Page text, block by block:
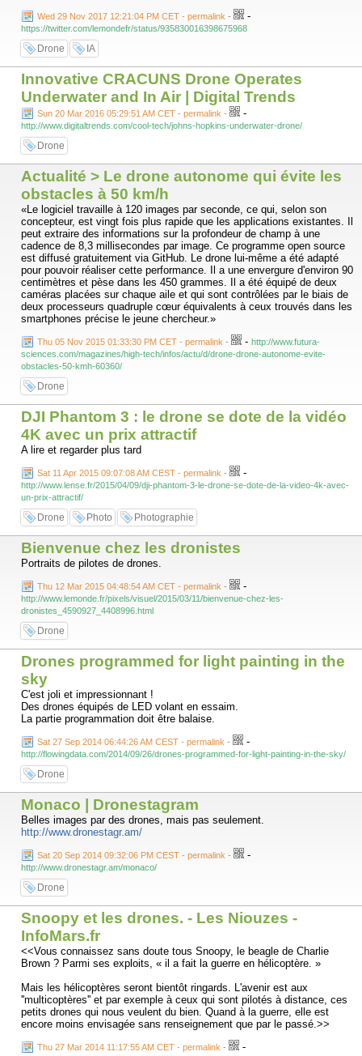
Wed 29 Nov 2017 12:21:04 PM CET - permalink - -
https://twitter.com/lemondefr/status/935830016398675968
Drone IA
Innovative CRACUNS Drone Operates
Underwater and In Air | Digital Trends
Sun 20 Mar 2016 05:29:51 AM CET - permalink - -
http://www.digitaltrends.com/cool-tech/johns-hopkins-underwater-drone/
Drone
Actualité > Le drone autonome qui évite les
obstacles à 50 km/h
«Le logiciel travaille à 120 images par seconde, ce qui, selon son
concepteur, est vingt fois plus rapide que les applications existantes. Il
peut extraire des informations sur la profondeur de champ à une
cadence de 8,3 millisecondes par image. Ce programme open source
est diffusé gratuitement via GitHub. Le drone lui-même a été adapté
pour pouvoir réaliser cette performance. Il a une envergure d'environ 90
centimètres et pèse dans les 450 grammes. Il a été équipé de deux
caméras placées sur chaque aile et qui sont contrôlées par le biais de
deux processeurs quadruple cœur équivalents à ceux trouvés dans les
smartphones précise le jeune chercheur.»
Thu 05 Nov 2015 01:33:30 PM CET - permalink - - http://www.futura-
sciences.com/magazines/high-tech/infos/actu/d/drone-drone-autonome-evite-
obstacles-50-kmh-60360/
Drone
DJI Phantom 3 : le drone se dote de la vidéo
4K avec un prix attractif
A lire et regarder plus tard
Sat 11 Apr 2015 09:07:08 AM CEST - permalink - -
http://www.lense.fr/2015/04/09/dji-phantom-3-le-drone-se-dote-de-la-video-4k-avec-
un-prix-attractif/
Drone Photo Photographie
Bienvenue chez les dronistes
Portraits de pilotes de drones.
Thu 12 Mar 2015 04:48:54 AM CET - permalink - -
http://www.lemonde.fr/pixels/visuel/2015/03/11/bienvenue-chez-les-
dronistes_4590927_4408996.html
Drone
Drones programmed for light painting in the
sky
C'est joli et impressionnant !
Des drones équipés de LED volant en essaim.
La partie programmation doit être balaise.
Sat 27 Sep 2014 06:44:26 AM CEST - permalink - -
http://flowingdata.com/2014/09/26/drones-programmed-for-light-painting-in-the-sky/
Drone
Monaco | Dronestagram
Belles images par des drones, mais pas seulement.
http://www.dronestagr.am/
Sat 20 Sep 2014 09:32:06 PM CEST - permalink - -
http://www.dronestagr.am/monaco/
Drone
Snoopy et les drones. - Les Niouzes -
InfoMars.fr
<<Vous connaissez sans doute tous Snoopy, le beagle de Charlie
Brown ? Parmi ses exploits, « il a fait la guerre en hélicoptère. »
Mais les hélicoptères seront bientôt ringards. L'avenir est aux
''multicoptères'' et par exemple à ceux qui sont pilotés à distance, ces
petits drones qui nous veulent du bien. Quand à la guerre, elle est
encore moins envisagée sans renseignement que par le passé.>>
Thu 27 Mar 2014 11:17:55 AM CET - permalink - -